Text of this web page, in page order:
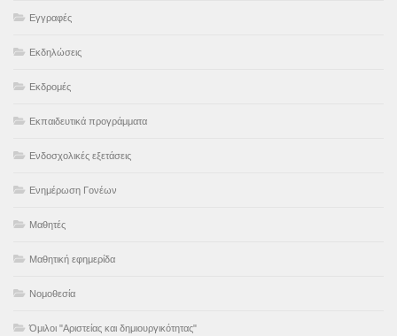
Εγγραφές
Εκδηλώσεις
Εκδρομές
Εκπαιδευτικά προγράμματα
Ενδοσχολικές εξετάσεις
Ενημέρωση Γονέων
Μαθητές
Μαθητική εφημερίδα
Νομοθεσία
Όμιλοι "Αριστείας και δημιουργικότητας"